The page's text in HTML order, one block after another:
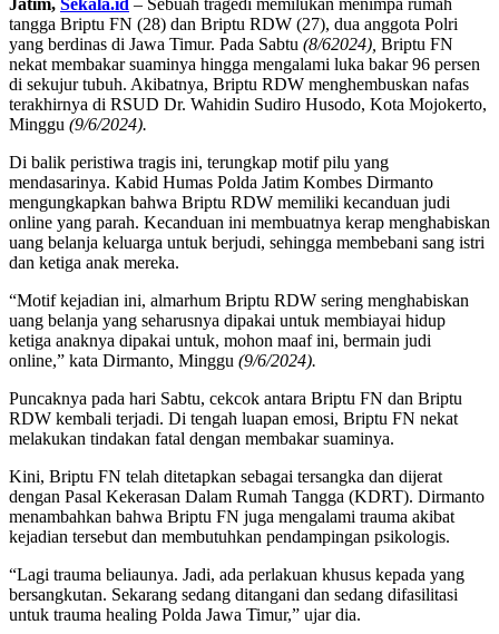
tangga Briptu FN (28) dan Briptu RDW (27), dua anggota Polri
yang berdinas di Jawa Timur. Pada Sabtu (8/62024), Briptu FN
nekat membakar suaminya hingga mengalami luka bakar 96 persen
di sekujur tubuh. Akibatnya, Briptu RDW menghembuskan nafas
terakhirnya di RSUD Dr. Wahidin Sudiro Husodo, Kota Mojokerto,
Minggu (9/6/2024).
Di balik peristiwa tragis ini, terungkap motif pilu yang
mendasarinya. Kabid Humas Polda Jatim Kombes Dirmanto
mengungkapkan bahwa Briptu RDW memiliki kecanduan judi
online yang parah. Kecanduan ini membuatnya kerap menghabiskan
uang belanja keluarga untuk berjudi, sehingga membebani sang istri
dan ketiga anak mereka.
“Motif kejadian ini, almarhum Briptu RDW sering menghabiskan
uang belanja yang seharusnya dipakai untuk membiayai hidup
ketiga anaknya dipakai untuk, mohon maaf ini, bermain judi
online,” kata Dirmanto, Minggu (9/6/2024).
Puncaknya pada hari Sabtu, cekcok antara Briptu FN dan Briptu
RDW kembali terjadi. Di tengah luapan emosi, Briptu FN nekat
melakukan tindakan fatal dengan membakar suaminya.
Kini, Briptu FN telah ditetapkan sebagai tersangka dan dijerat
dengan Pasal Kekerasan Dalam Rumah Tangga (KDRT). Dirmanto
menambahkan bahwa Briptu FN juga mengalami trauma akibat
kejadian tersebut dan membutuhkan pendampingan psikologis.
“Lagi trauma beliaunya. Jadi, ada perlakuan khusus kepada yang
bersangkutan. Sekarang sedang ditangani dan sedang difasilitasi
untuk trauma healing Polda Jawa Timur,” ujar dia.